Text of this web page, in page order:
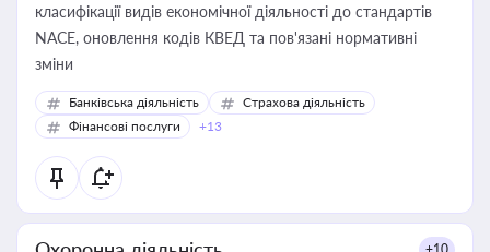
класифікації видів економічної діяльності до стандартів
NACE, оновлення кодів КВЕД та пов'язані нормативні
зміни
Банківська діяльність
Страхова діяльність
Фінансові послуги
+13